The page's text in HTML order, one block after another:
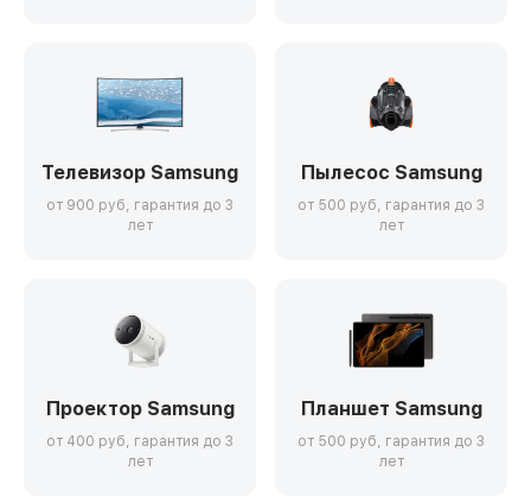
Телевизор Samsung
от 900 руб, гарантия до 3
лет
Пылесос Samsung
от 500 руб, гарантия до 3
лет
Проектор Samsung
от 400 руб, гарантия до 3
лет
Планшет Samsung
от 500 руб, гарантия до 3
лет